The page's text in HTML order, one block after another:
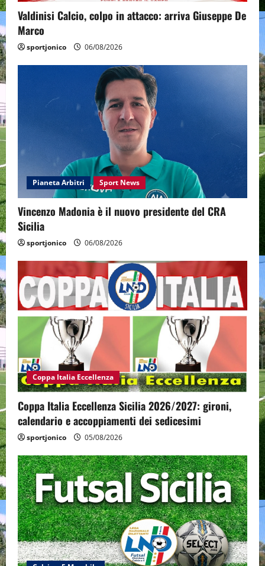
Valdinisi Calcio, colpo in attacco: arriva Giuseppe De
Marco
sportjonico 06/08/2026
Pianeta Arbitri Sport News
Vincenzo Madonia è il nuovo presidente del CRA
Sicilia
sportjonico 06/08/2026
Coppa Italia Eccellenza
Coppa Italia Eccellenza Sicilia 2026/2027: gironi,
calendario e accoppiamenti dei sedicesimi
sportjonico 05/08/2026